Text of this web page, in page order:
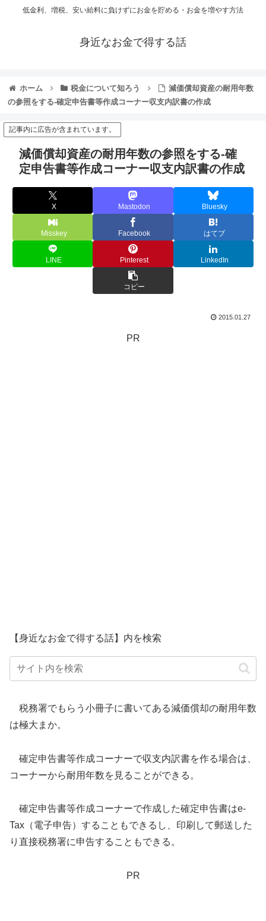
低金利、増税、安い給料に負けずにお金を貯める・お金を増やす方法
身近なお金で得する話
ホーム 税金について知ろう
減価償却資産の耐用年数
の参照をする-確定申告書等作成コーナー収支内訳書の作成
記事内に広告が含まれています。
減価償却資産の耐用年数の参照をする-確
定申告書等作成コーナー収支内訳書の作成
X Mastodon Bluesky
Misskey Facebook はてブ
LINE Pinterest LinkedIn
コピー
2015.01.27
PR
【身近なお金で得する話】内を検索
税務署でもらう小冊子に書いてある減価償却の耐用年数
は極大まか。
確定申告書等作成コーナーで収支内訳書を作る場合は、
コーナーから耐用年数を見ることができる。
確定申告書等作成コーナーで作成した確定申告書はe-
Tax（電子申告）することもできるし、印刷して郵送した
り直接税務署に申告することもできる。
PR